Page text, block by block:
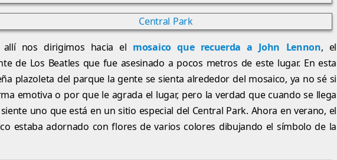
allí nos dirigimos hacia el mosaico que recuerda a John Lennon, el
de Los Beatles que fue asesinado a pocos metros de este lugar. En esta
plazoleta del parque la gente se sienta alrededor del mosaico, ya no sé si
emotiva o por que le agrada el lugar, pero la verdad que cuando se llega
uno que está en un sitio especial del Central Park. Ahora en verano, el
estaba adornado con flores de varios colores dibujando el símbolo de la